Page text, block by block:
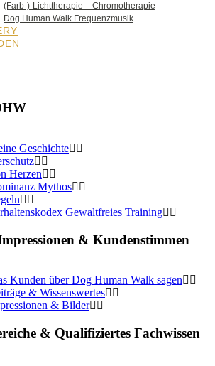
(Farb-)-Lichttherapie – Chromotherapie
Dog Human Walk Frequenzmusik
Geschichte
Herzen
Mythos
Gewaltfreies Training
& Kundenstimmen
Kunden über Dog Human Walk sagen
& Wissenswertes
& Bilder
& Qualifiziertes Fachwissen